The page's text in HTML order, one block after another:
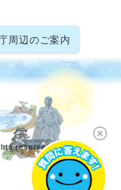
周辺のご案内
reserved.